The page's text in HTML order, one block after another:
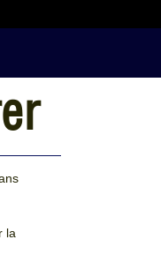
la